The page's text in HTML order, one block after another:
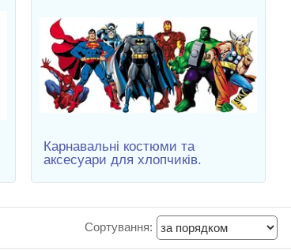
Карнавальні костюми та
аксесуари для хлопчиків.